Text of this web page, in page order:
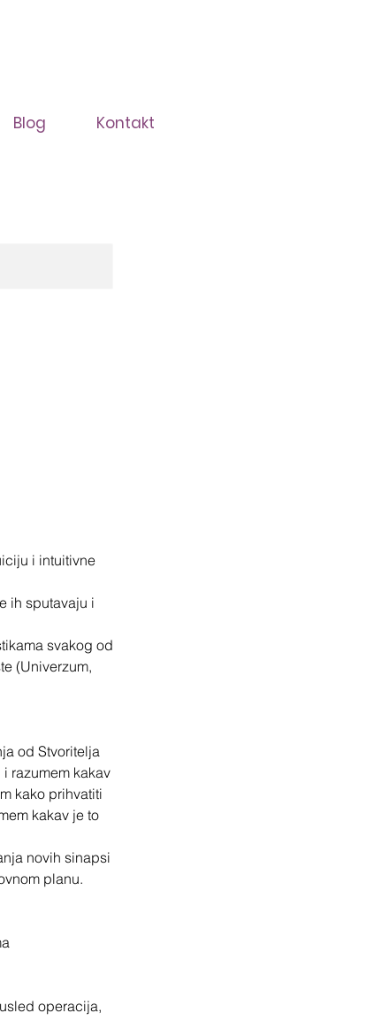
Blog Kontakt
i intuitivne
ih sputavaju i
svakog od
(Univerzum,
od Stvoritelja
razumem kakav
kako prihvatiti
kakav je to
novih sinapsi
planu.
operacija,